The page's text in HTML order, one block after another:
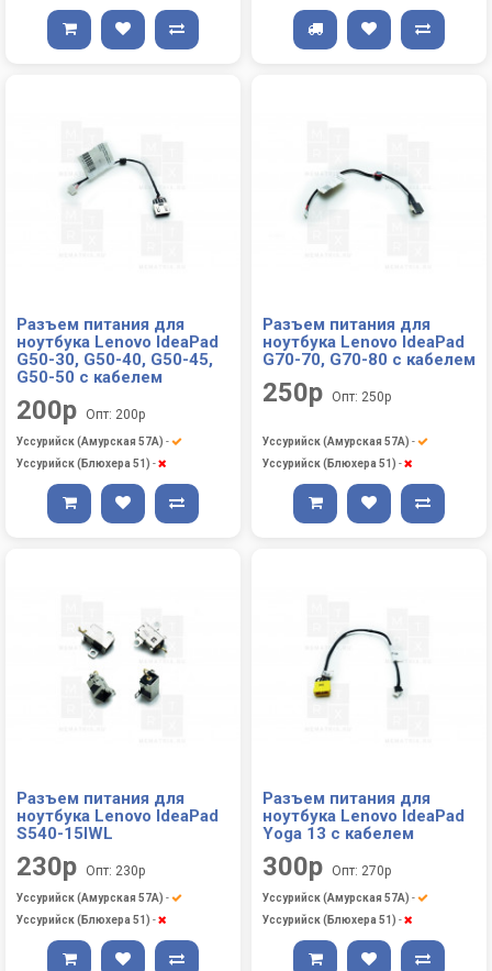
Разъем питания для
ноутбука Lenovo IdeaPad
G50-30, G50-40, G50-45,
G50-50 с кабелем
200р Опт: 200р
Уссурийск (Амурская 57А) -
Уссурийск (Блюхера 51) -
Разъем питания для
ноутбука Lenovo IdeaPad
G70-70, G70-80 с кабелем
250р Опт: 250р
Уссурийск (Амурская 57А) -
Уссурийск (Блюхера 51) -
Разъем питания для
ноутбука Lenovo IdeaPad
S540-15IWL
230р Опт: 230р
Уссурийск (Амурская 57А) -
Уссурийск (Блюхера 51) -
Разъем питания для
ноутбука Lenovo IdeaPad
Yoga 13 с кабелем
300р Опт: 270р
Уссурийск (Амурская 57А) -
Уссурийск (Блюхера 51) -